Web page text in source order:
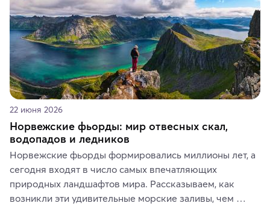
22 июня 2026
Норвежские фьорды: мир отвесных скал,
водопадов и ледников
Норвежские фьорды формировались миллионы лет, а
сегодня входят в число самых впечатляющих
природных ландшафтов мира. Рассказываем, как
возникли эти удивительные морские заливы, чем